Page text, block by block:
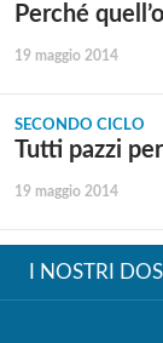
Perché
19 maggio 2014
SECONDO CICLO
Tutti pazzi
19 maggio 2014
I NOSTRI